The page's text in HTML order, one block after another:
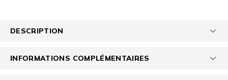
DESCRIPTION
INFORMATIONS COMPLÉMENTAIRES